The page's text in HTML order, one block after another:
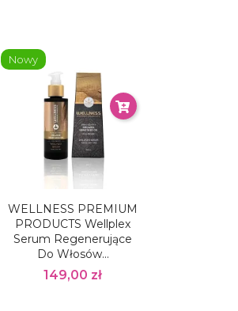
WELLNESS PREMIUM
PRODUCTS Wellplex
Serum Regenerujące
Do Włosów...
149,00 zł
Nowy